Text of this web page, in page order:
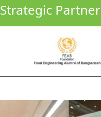
Strategic Partner